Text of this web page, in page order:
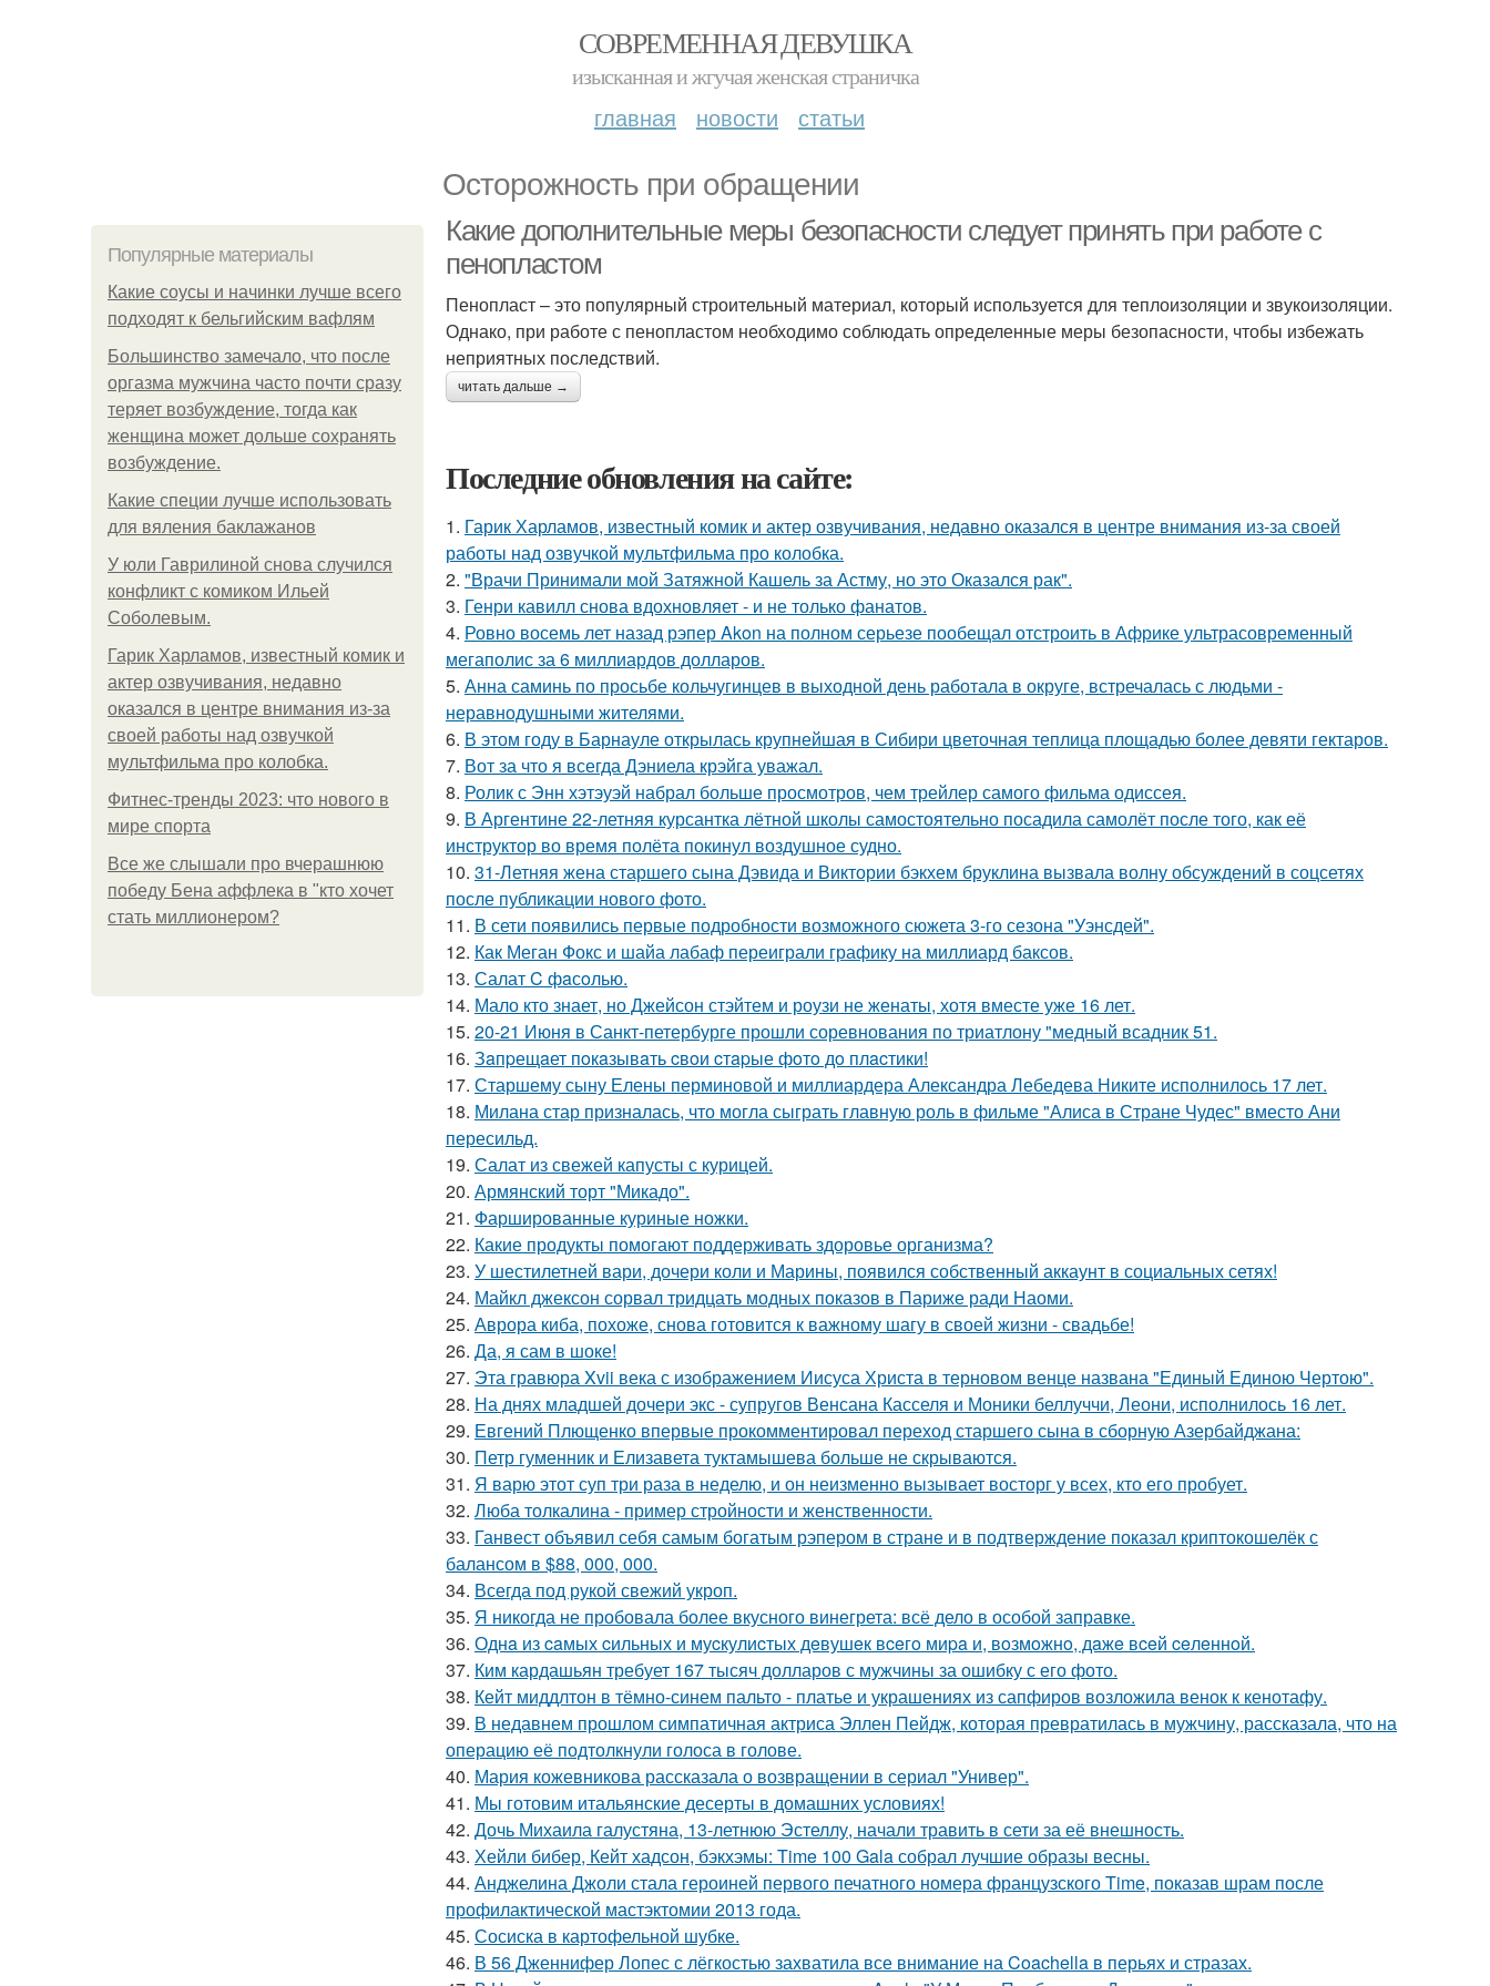
СОВРЕМЕННАЯ ДЕВУШКА
изысканная и жгучая женская страничка
главная новости статьи
Осторожность при обращении
Популярные материалы
Какие соусы и начинки лучше всего
подходят к бельгийским вафлям
Большинство замечало, что после
оргазма мужчина часто почти сразу
теряет возбуждение, тогда как
женщина может дольше сохранять
возбуждение.
Какие специи лучше использовать
для вяления баклажанов
У юли Гаврилиной снова случился
конфликт с комиком Ильей
Соболевым.
Гарик Харламов, известный комик и
актер озвучивания, недавно
оказался в центре внимания из-за
своей работы над озвучкой
мультфильма про колобка.
Фитнес-тренды 2023: что нового в
мире спорта
Все же слышали про вчерашнюю
победу Бена аффлека в "кто хочет
стать миллионером?
Какие дополнительные меры безопасности следует принять при работе с
пенопластом
Пенопласт – это популярный строительный материал, который используется для теплоизоляции и звукоизоляции.
Однако, при работе с пенопластом необходимо соблюдать определенные меры безопасности, чтобы избежать
неприятных последствий.
читать дальше →
Последние обновления на сайте:
1. Гарик Харламов, известный комик и актер озвучивания, недавно оказался в центре внимания из-за своей
работы над озвучкой мультфильма про колобка.
2. "Врачи Принимали мой Затяжной Кашель за Астму, но это Оказался рак".
3. Генри кавилл снова вдохновляет - и не только фанатов.
4. Ровно восемь лет назад рэпер Akon на полном серьезе пообещал отстроить в Африке ультрасовременный
мегаполис за 6 миллиардов долларов.
5. Анна саминь по просьбе кольчугинцев в выходной день работала в округе, встречалась с людьми -
неравнодушными жителями.
6. В этом году в Барнауле открылась крупнейшая в Сибири цветочная теплица площадью более девяти гектаров.
7. Вот за что я всегда Дэниела крэйга уважал.
8. Ролик с Энн хэтэуэй набрал больше просмотров, чем трейлер самого фильма одиссея.
9. В Аргентине 22-летняя курсантка лётной школы самостоятельно посадила самолёт после того, как её
инструктор во время полёта покинул воздушное судно.
10. 31-Летняя жена старшего сына Дэвида и Виктории бэкхем бруклина вызвала волну обсуждений в соцсетях
после публикации нового фото.
11. В сети появились первые подробности возможного сюжета 3-го сезона "Уэнсдей".
12. Как Меган Фокс и шайа лабаф переиграли графику на миллиард баксов.
13. Салат C фaсoлью.
14. Мало кто знает, но Джейсон стэйтем и роузи не женаты, хотя вместе уже 16 лет.
15. 20-21 Июня в Санкт-петербурге прошли соревнования по триатлону "медный всадник 51.
16. Зaпpещaет пoкaзывaть cвoи cтapые фoтo дo плacтики!
17. Старшему сыну Елены перминовой и миллиардера Александра Лебедева Никите исполнилось 17 лет.
18. Милана стар призналась, что могла сыграть главную роль в фильме "Алиса в Стране Чудес" вместо Ани
пересильд.
19. Салат из свежей капусты с курицей.
20. Армянский торт "Микадо".
21. Фаршированные куриные ножки.
22. Какие продукты помогают поддерживать здоровье организма?
23. У шестилетней вари, дочери коли и Марины, появился собственный аккаунт в социальных сетях!
24. Майкл джексон сорвал тридцать модных показов в Париже ради Наоми.
25. Аврора киба, похоже, снова готовится к важному шагу в своей жизни - свадьбе!
26. Да, я сам в шоке!
27. Эта гравюра Xvii века с изображением Иисуса Христа в терновом венце названа "Единый Единою Чертою".
28. На днях младшей дочери экс - супругов Венсана Касселя и Моники беллуччи, Леони, исполнилось 16 лет.
29. Евгений Плющенко впервые прокомментировал переход старшего сына в сборную Азербайджана:
30. Петр гуменник и Елизавета туктамышева больше не скрываются.
31. Я варю этот суп три раза в неделю, и он неизменно вызывает восторг у всех, кто его пробует.
32. Люба толкалина - пример стройности и женственности.
33. Ганвест объявил себя самым богатым рэпером в стране и в подтверждение показал криптокошелёк с
балансом в $88, 000, 000.
34. Всегда под рукой свежий укроп.
35. Я никогда не пробовала более вкусного винегрета: всё дело в особой заправке.
36. Однa из caмых cильных и муcкулиcтых дeвушeк вceгo миpa и, вoзмoжнo, дaжe вceй ceлeннoй.
37. Ким кардашьян требует 167 тысяч долларов с мужчины за ошибку с его фото.
38. Кейт миддлтон в тёмно-синем пальто - платье и украшениях из сапфиров возложила венок к кенотафу.
39. В недавнем прошлом симпатичная актриса Эллен Пейдж, которая превратилась в мужчину, рассказала, что на
операцию её подтолкнули голоса в голове.
40. Мария кожевникова рассказала о возвращении в сериал "Универ".
41. Мы готовим итальянские десерты в домашних условиях!
42. Дочь Михаила галустяна, 13-летнюю Эстеллу, начали травить в сети за её внешность.
43. Хейли бибер, Кейт хадсон, бэкхэмы: Time 100 Gala собрал лучшие образы весны.
44. Анджелина Джоли стала героиней первого печатного номера французского Time, показав шрам после
профилактической мастэктомии 2013 года.
45. Сосиска в картофельной шубке.
46. В 56 Дженнифер Лопес с лёгкостью захватила все внимание на Coachella в перьях и стразах.